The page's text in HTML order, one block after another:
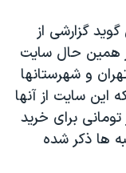
گزارشی از
همین حال سایت
و شهرستانها
این سایت از آنها
نظیر پیشنهاد ۱۵ هزار تومانی برای خرید
ها ذکر شده